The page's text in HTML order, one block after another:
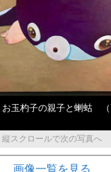
玉杓子の親子と蝲蛄 （
縦スクロールで次の写真へ
画像一覧を見る